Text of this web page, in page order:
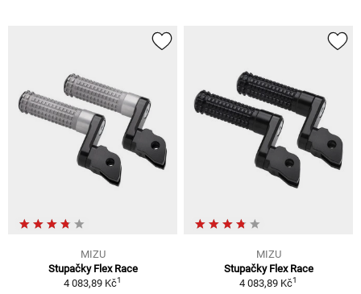
MIZU
Stupačky Flex Race
4 083,89 Kč1
MIZU
Stupačky Flex Race
4 083,89 Kč1